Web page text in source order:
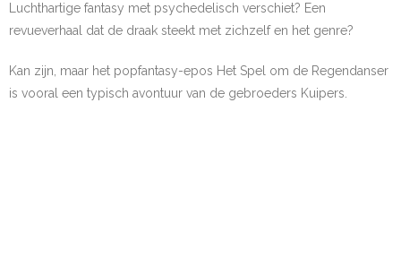
Luchthartige fantasy met psychedelisch verschiet? Een
revueverhaal dat de draak steekt met zichzelf en het genre?
Kan zijn, maar het popfantasy-epos Het Spel om de Regendanser
is vooral een typisch avontuur van de gebroeders Kuipers.